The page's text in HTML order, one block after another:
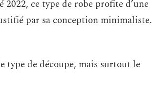
ce type de robe profite d’une
par sa conception minimaliste.
de découpe, mais surtout le